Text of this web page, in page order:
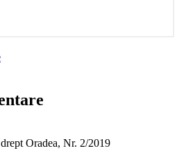
Oradea, Nr. 2/2019